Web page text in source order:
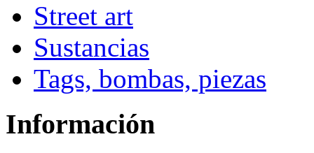
Street art
Sustancias
Tags, bombas, piezas
Información